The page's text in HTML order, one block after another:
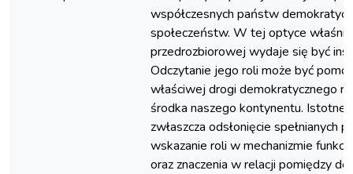
współczesnych państw
społeczeństw. W tej optyce
przedrozbiorowej wydaje się być
Odczytanie jego roli może być
właściwej drogi demokratycznego
środka naszego kontynentu. Istotne
zwłaszcza odsłonięcie spełnianych
wskazanie roli w mechanizmie
oraz znaczenia w relacji pomiędzy